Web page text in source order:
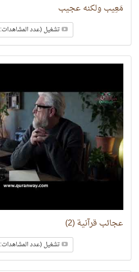
مَعِيب ولكنه عجيب
تشغيل (عدد المشاهدات: 2.9K)
عجائب قرآنية (2)
تشغيل (عدد المشاهدات: 2.8K)